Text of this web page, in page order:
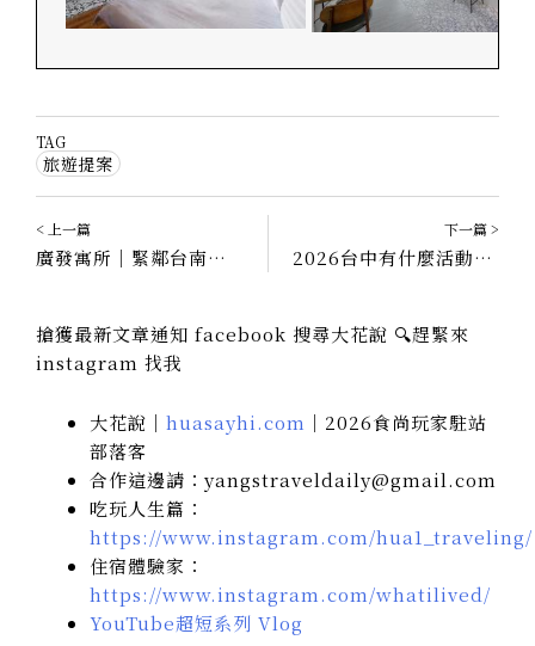
TAG
旅遊提案
< 上一篇
廣發寓所｜緊鄰台南最熱鬧街道，房型皆配獨立浴缸
下一篇 >
2026台中有什麼活動？台中住宿｜勤美草悟道、台中車站、水湳經貿園區附近住宿一次整理
搶獲最新文章通知 facebook 搜尋大花說 🔍趕緊來
instagram 找我
大花說｜ huasayhi.com ｜2026食尚玩家駐站
部落客
合作這邊請：yangstraveldaily@gmail.com
吃玩人生篇：
https://www.instagram.com/hua1_traveling/
住宿體驗家：
https://www.instagram.com/whatilived/
YouTube超短系列 Vlog